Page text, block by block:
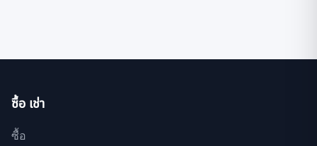
ซื้อ เช่า
ซื้อ